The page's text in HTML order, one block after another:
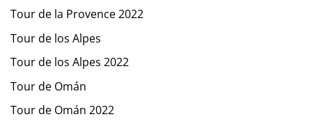
Tour de la Provence 2022
Tour de los Alpes
Tour de los Alpes 2022
Tour de Omán
Tour de Omán 2022